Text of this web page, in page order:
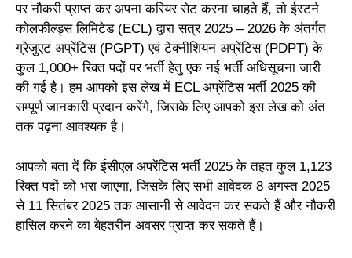
पर नौकरी प्राप्त कर अपना करियर सेट करना चाहते हैं, तो ईस्टर्न
कोलफील्ड्स लिमिटेड (ECL) द्वारा सत्र 2025 – 2026 के अंतर्गत
ग्रेजुएट अप्रेंटिस (PGPT) एवं टेक्नीशियन अप्रेंटिस (PDPT) के
कुल 1,000+ रिक्त पदों पर भर्ती हेतु एक नई भर्ती अधिसूचना जारी
की गई है। हम आपको इस लेख में ECL अप्रेंटिस भर्ती 2025 की
सम्पूर्ण जानकारी प्रदान करेंगे, जिसके लिए आपको इस लेख को अंत
तक पढ़ना आवश्यक है।
आपको बता दें कि ईसीएल अपरेंटिस भर्ती 2025 के तहत कुल 1,123
रिक्त पदों को भरा जाएगा, जिसके लिए सभी आवेदक 8 अगस्त 2025
से 11 सितंबर 2025 तक आसानी से आवेदन कर सकते हैं और नौकरी
हासिल करने का बेहतरीन अवसर प्राप्त कर सकते हैं।